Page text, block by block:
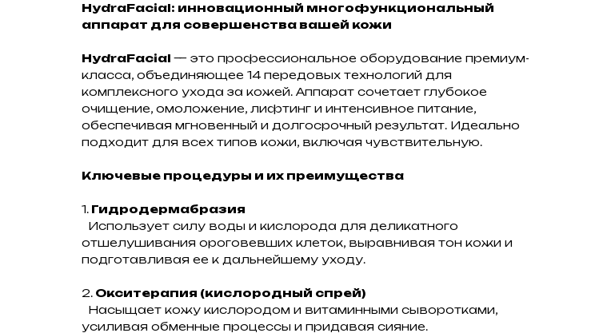
HydraFacial: инновационный многофункциональный
аппарат для совершенства вашей кожи
HydraFacial — это профессиональное оборудование премиум-
класса, объединяющее 14 передовых технологий для
комплексного ухода за кожей. Аппарат сочетает глубокое
очищение, омоложение, лифтинг и интенсивное питание,
обеспечивая мгновенный и долгосрочный результат. Идеально
подходит для всех типов кожи, включая чувствительную.
Ключевые процедуры и их преимущества
1. Гидродермабразия
Использует силу воды и кислорода для деликатного
отшелушивания ороговевших клеток, выравнивая тон кожи и
подготавливая ее к дальнейшему уходу.
2. Окситерапия (кислородный спрей)
Насыщает кожу кислородом и витаминными сыворотками,
усиливая обменные процессы и придавая сияние.